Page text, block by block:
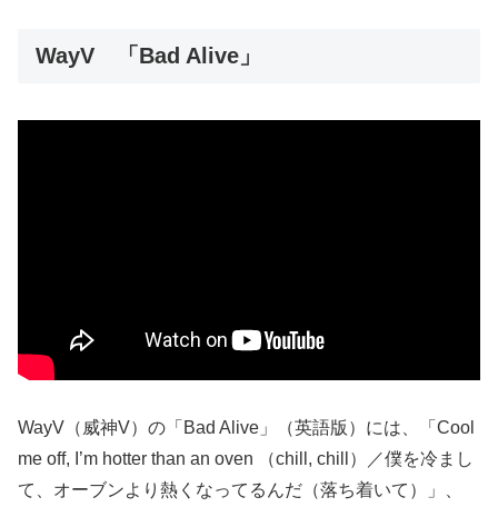
WayV 「Bad Alive」
WayV（威神V）の「Bad Alive」（英語版）には、「Cool
me off, I’m hotter than an oven （chill, chill）／僕を冷まし
て、オーブンより熱くなってるんだ（落ち着いて）」、